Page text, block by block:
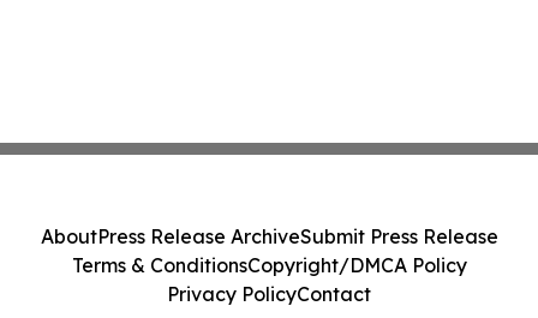
AboutPress Release ArchiveSubmit Press Release
Terms & ConditionsCopyright/DMCA Policy
Privacy PolicyContact